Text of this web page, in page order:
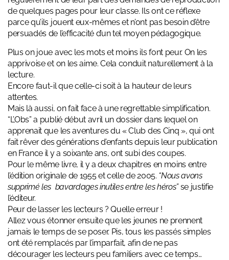
de quelques pages pour leur classe. Ils ont ce réflexe
parce qu’ils jouent eux-mêmes et n’ont pas besoin d’être
persuadés de l’efficacité d’un tel moyen pédagogique.
Plus on joue avec les mots et moins ils font peur. On les
apprivoise et on les aime. Cela conduit naturellement à la
lecture.
Encore faut-il que celle-ci soit à la hauteur de leurs
attentes.
Mais là aussi, on fait face à une regrettable simplification.
“L’Obs” a publié début avril un dossier dans lequel on
apprenait que les aventures du « Club des Cinq », qui ont
fait rêver des générations d’enfants depuis leur publication
en France il y a soixante ans, ont subi des coupes.
Pour le même livre, il y a deux chapitres en moins entre
l’édition originale de 1955 et celle de 2005. “Nous avons
supprimé les bavardages inutiles entre les héros”se justifie
l’éditeur.
Peur de lasser les lecteurs ? Quelle erreur !
Allez vous étonner ensuite que les jeunes ne prennent
jamais le temps de se poser. Pis, tous les passés simples
ont été remplacés par l’imparfait, afin de ne pas
décourager les lecteurs peu familiers avec ce temps…